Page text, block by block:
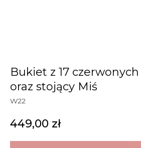
Bukiet z 17
oraz stojący Miś
W22
449,00 zł